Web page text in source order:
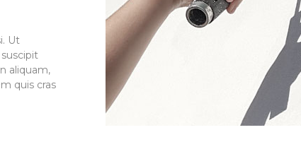
Ut
aliquam,
quis cras